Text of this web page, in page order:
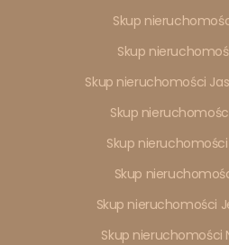
Skup
Skup
Skup nieruchomości
Skup
Skup
Skup
Skup nieruchomości
Skup nieruchomości